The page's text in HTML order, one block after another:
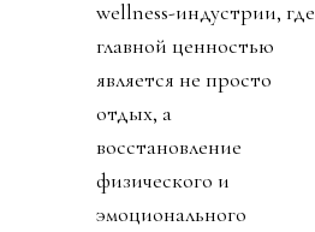
wellness-индустрии, где
главной ценностью
является не просто
отдых, а
восстановление
физического и
эмоционального